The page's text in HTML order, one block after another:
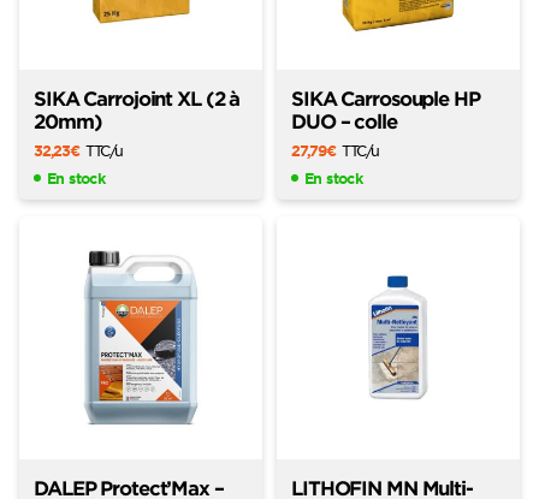
SIKA Carrojoint XL (2 à
20mm)
32,23€ TTC/u
En stock
SIKA Carrosouple HP
DUO – colle
27,79€ TTC/u
En stock
DALEP Protect’Max –
LITHOFIN MN Multi-